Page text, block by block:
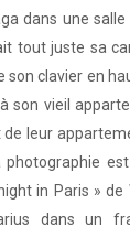
dans une
tout juste sa
son clavier en
son vieil
leur
photographie
in Paris » de
dans un